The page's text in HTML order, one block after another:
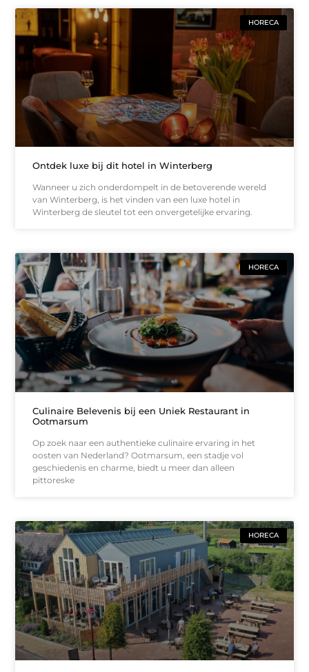
HORECA
Ontdek luxe bij dit hotel in Winterberg
Wanneer u zich onderdompelt in de betoverende wereld
van Winterberg, is het vinden van een luxe hotel in
Winterberg de sleutel tot een onvergetelijke ervaring.
HORECA
Culinaire Belevenis bij een Uniek Restaurant in
Ootmarsum
Op zoek naar een authentieke culinaire ervaring in het
oosten van Nederland? Ootmarsum, een stadje vol
geschiedenis en charme, biedt u meer dan alleen
pittoreske
HORECA